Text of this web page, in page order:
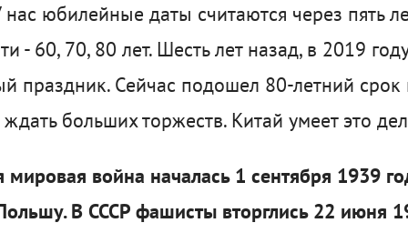
юбилейные даты считаются через пять
- 60, 70, 80 лет. Шесть лет назад, в 2019
праздник. Сейчас подошел 80-летний
больших торжеств. Китай умеет это
мировая война началась 1 сентября 1939
В СССР фашисты вторглись 22 июня